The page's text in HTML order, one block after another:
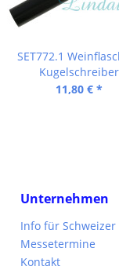
SET772.1
Kugelschreiber
11,80 € *
Unternehmen
Info für
Messetermine
Kontakt